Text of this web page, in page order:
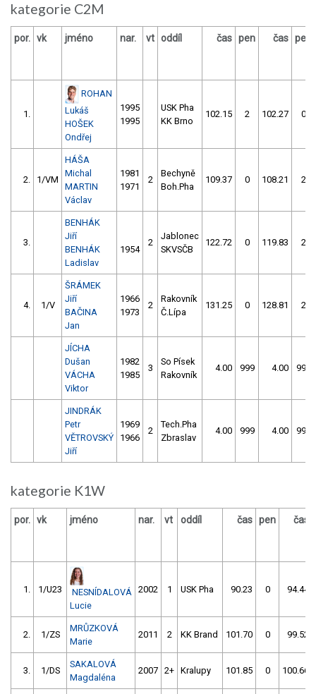
kategorie C2M
por. vk jméno nar. vt oddíl čas pen čas pen
1.
ROHAN
Lukáš
HOŠEK
Ondřej
1995
1995
USK Pha
KK Brno
102.15 2 102.27 0
2. 1/VM
HÁŠA
Michal
MARTIN
Václav
1981
1971
2
Bechyně
Boh.Pha
109.37 0 108.21 2
3.
BENHÁK
Jiří
BENHÁK
Ladislav
1954
2
Jablonec
SKVSČB
122.72 0 119.83 2
4. 1/V
ŠRÁMEK
Jiří
BAČINA
Jan
1966
1973
2
Rakovník
Č.Lípa
131.25 0 128.81 2
JÍCHA
Dušan
VÁCHA
Viktor
1982
1985
3
So Písek
Rakovník
4.00 999 4.00 999
JINDRÁK
Petr
VĚTROVSKÝ
Jiří
1969
1966
2
Tech.Pha
Zbraslav
4.00 999 4.00 999
kategorie K1W
por. vk jméno nar. vt oddíl čas pen čas
1. 1/U23
NESNÍDALOVÁ
Lucie
2002 1 USK Pha 90.23 0 94.44
2. 1/ZS
MRŮZKOVÁ
Marie
2011 2 KK Brand 101.70 0 99.52
3. 1/DS
SAKALOVÁ
Magdaléna
2007 2+ Kralupy 101.85 0 100.66